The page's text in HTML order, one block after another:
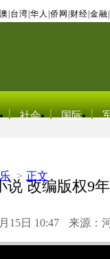
台湾 华人 侨网 财经 金融
社会 国际
> 正文
改编版权9
15日 10:47 来源：